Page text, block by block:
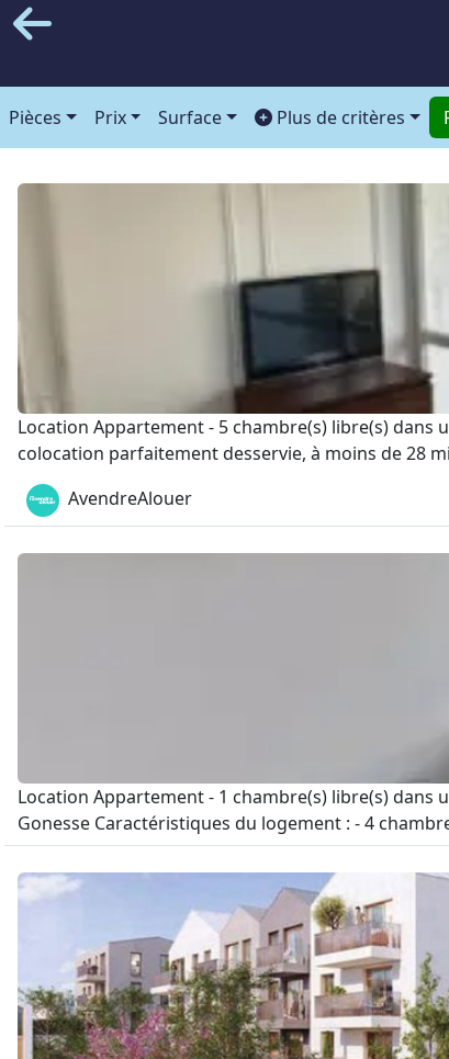
Pièces Prix Surface Plus de critères
Location Appartement - 5 chambre(s) libre(s) dans
colocation parfaitement desservie, à moins de 28
AvendreAlouer
Location Appartement - 1 chambre(s) libre(s) dans
Gonesse Caractéristiques du logement : - 4